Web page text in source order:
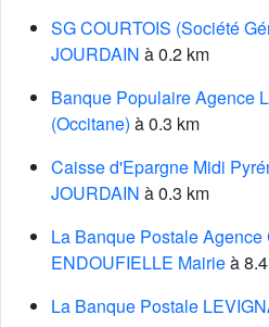
SG COURTOIS (Société
JOURDAIN à 0.2 km
Banque Populaire Agence
(Occitane) à 0.3 km
Caisse d'Epargne Midi
JOURDAIN à 0.3 km
La Banque Postale
ENDOUFIELLE Mairieà
La Banque Postale